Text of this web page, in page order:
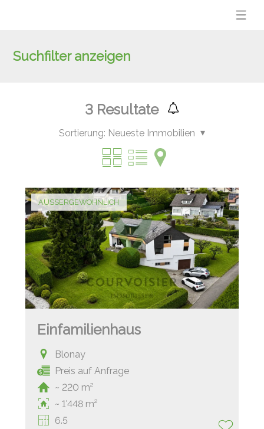
Suchfilter anzeigen
3Resultate
Sortierung: Neueste Immobilien
AUSSERGEWÖHNLICH
Einfamilienhaus
Blonay
Preis auf Anfrage
~ 220 m²
~ 1'448 m²
6.5